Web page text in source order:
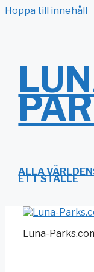
Hoppa till innehåll
ALLA
ETT STÄLLE
Luna-